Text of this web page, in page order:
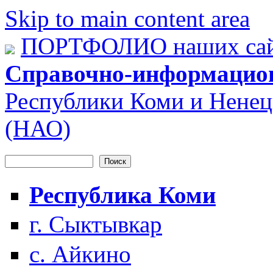
Skip to main content area
ПОРТФОЛИО наших
Справочно-
Республики Коми и
(НАО)
Форма поиска
Республика Коми
г. Сыктывкар
с. Айкино